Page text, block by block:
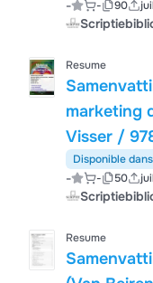
- - 90
Resume
marketing
Visser /
+Disponible
- - 50
Resume